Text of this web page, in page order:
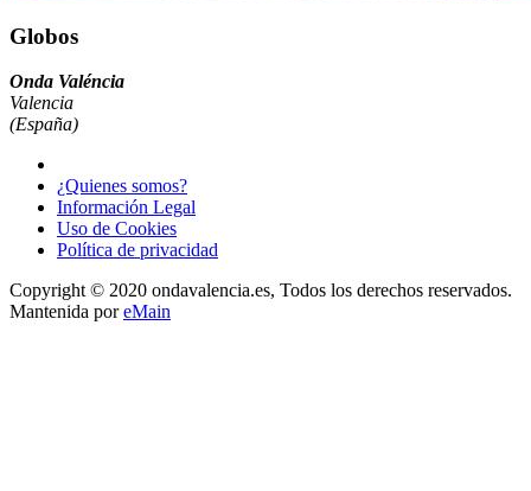
Globos
Onda Valéncia
Valencia
(España)
¿Quienes somos?
Información Legal
Uso de Cookies
Política de privacidad
Copyright © 2020 ondavalencia.es, Todos los derechos reservados.
Mantenida poreMain